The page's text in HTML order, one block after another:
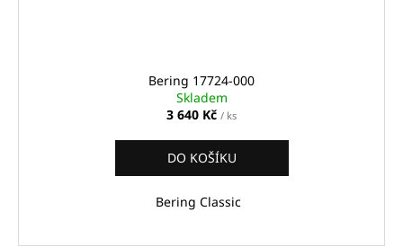
Bering 17724-000
Skladem
3 640 Kč / ks
DO KOŠÍKU
Bering Classic